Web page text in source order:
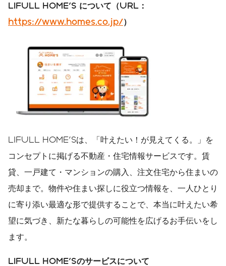
LIFULL HOME'S について（URL ：
https://www.homes.co.jp/）
LIFULL HOME'Sは、「叶えたい！が見えてくる。」を
コンセプトに掲げる不動産・住宅情報サービスです。賃
貸、一戸建て・マンションの購入、注文住宅から住まいの
売却まで。物件や住まい探しに役立つ情報を、一人ひとり
に寄り添い最適な形で提供することで、本当に叶えたい希
望に気づき、新たな暮らしの可能性を広げるお手伝いをし
ます。
LIFULL HOME'Sのサービスについて